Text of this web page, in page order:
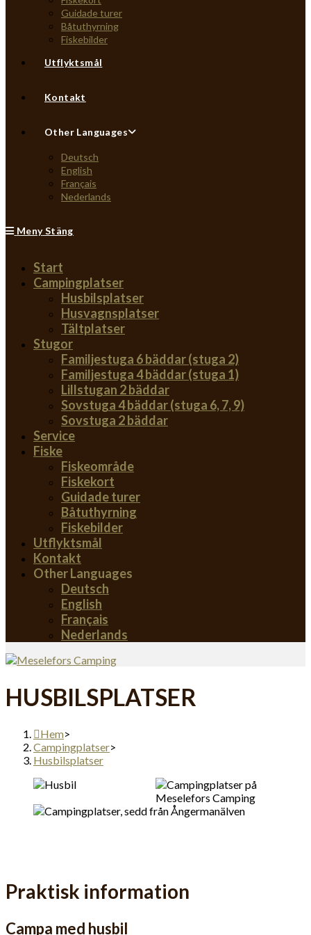
Guidade turer
Båtuthyrning
Fiskebilder
Utflyktsmål
Kontakt
Other Languages
Deutsch
English
Français
Nederlands
Meny Stäng
Start
Campingplatser
Husbilsplatser
Husvagnsplatser
Tältplatser
Stugor
Familjestuga 6 bäddar (stuga 2)
Familjestuga 4 bäddar (stuga 1)
Lillstugan 2 bäddar
Sovstuga 4 bäddar (stuga 6, 7, 9)
Sovstuga 2 bäddar
Service
Fiske
Fiskeområde
Fiskekort
Guidade turer
Båtuthyrning
Fiskebilder
Utflyktsmål
Kontakt
Other Languages
Deutsch
English
Français
Nederlands
HUSBILSPLATSER
Hem>
Campingplatser>
Husbilsplatser
Praktisk information
Campa med husbil